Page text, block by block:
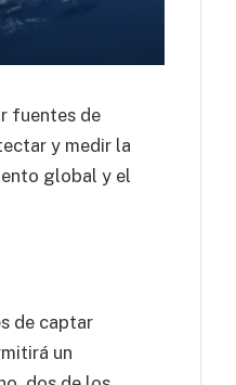
fuentes de
y medir la
global y el
de captar
un